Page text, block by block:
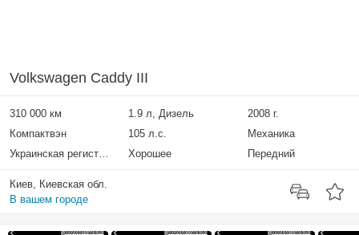
Volkswagen Caddy III
310 000 км 1.9 л, Дизель
2008 г.
Компактвэн
105 л.с.
Механика
Украинская регистрация
Хорошее Передний
Киев, Киевская обл.
В вашем городе